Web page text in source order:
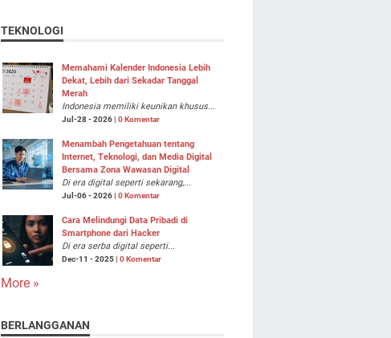
TEKNOLOGI
Memahami Kalender Indonesia Lebih
Dekat, Lebih dari Sekadar Tanggal
Merah
Indonesia memiliki keunikan khusus...
Jul-28 - 2026 | 0 Komentar
Menambah Pengetahuan tentang
Internet, Teknologi, dan Media Digital
Bersama Zona Wawasan Digital
Di era digital seperti sekarang,...
Jul-06 - 2026 | 0 Komentar
Cara Melindungi Data Pribadi di
Smartphone dari Hacker
Di era serba digital seperti...
Dec-11 - 2025 | 0 Komentar
More »
BERLANGGANAN